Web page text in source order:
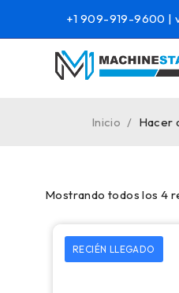
+1 909-919-9600 |
Inicio / Hacer
Mostrando todos los 4
RECIÉN LLEGADO